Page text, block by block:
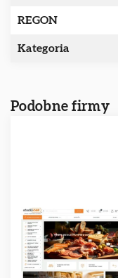
REGON
Kategoria
Podobne firmy